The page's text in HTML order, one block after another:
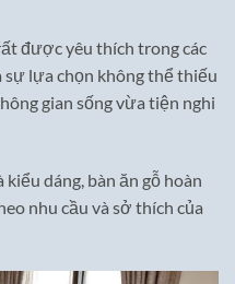
được yêu thích trong các
lựa chọn không thể thiếu
gian sống vừa tiện nghi
dáng, bàn ăn gỗ hoàn
nhu cầu và sở thích của